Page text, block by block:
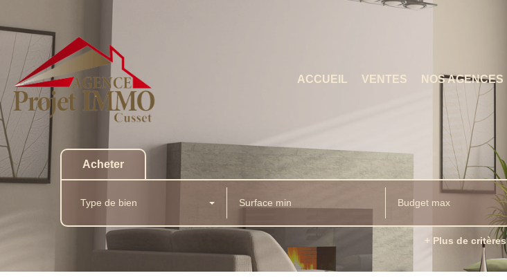
ACCUEIL VENTES NOS AGENCES
Acheter
Type de bien
+ Plus de critères